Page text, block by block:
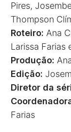
Pires,
Thompson
Roteiro: Ana
Larissa Farias
Produção:
Edição:
Diretor da
Farias